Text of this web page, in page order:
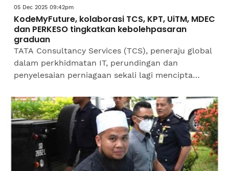
05 Dec 2025 09:42pm
KodeMyFuture, kolaborasi TCS, KPT, UiTM, MDEC
dan PERKESO tingkatkan kebolehpasaran
graduan
TATA Consultancy Services (TCS), peneraju global
dalam perkhidmatan IT, perundingan dan
penyelesaian perniagaan sekali lagi mencipta
sebuah inisiatif bertujuan...